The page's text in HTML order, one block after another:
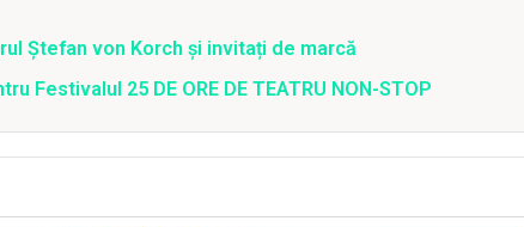
Ștefan von Korch și invitați de marcă
Festivalul 25 DE ORE DE TEATRU NON-STOP